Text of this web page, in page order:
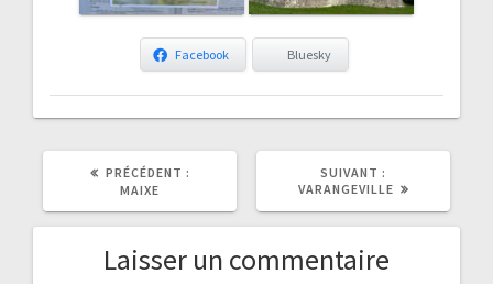
Facebook Bluesky
PRÉCÉDENT :
ARTICLE
PRÉCÉDENT
MAIXE
SUIVANT :
ARTICLE
VARANGEVILLE
Laisser un commentaire